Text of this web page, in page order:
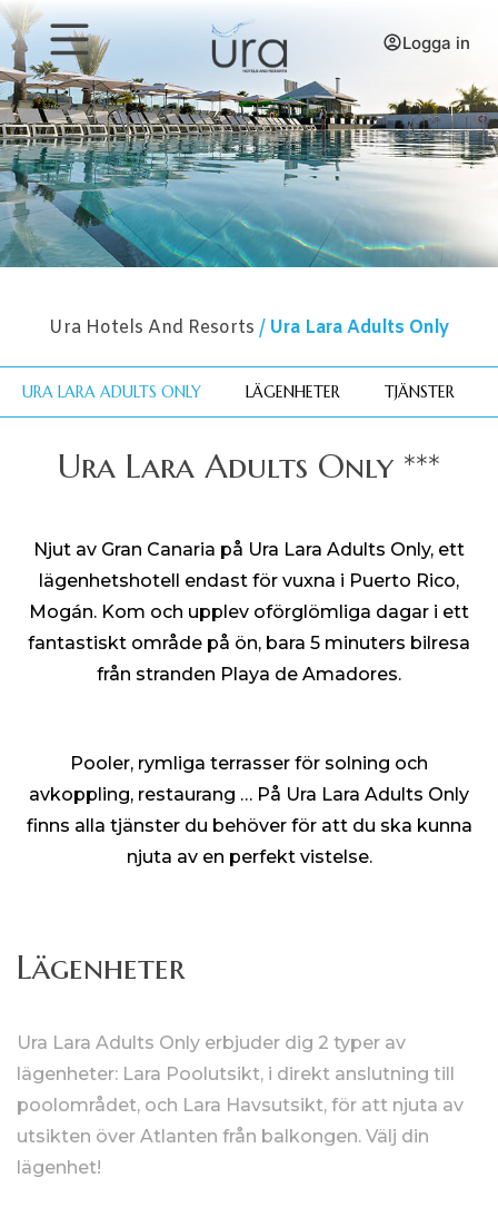
Logga in
Ura Hotels And Resorts / Ura Lara Adults Only
URA LARA ADULTS ONLY LÄGENHETER TJÄNSTER
Ura Lara Adults Only ***
Njut av Gran Canaria på Ura Lara Adults Only, ett
lägenhetshotell endast för vuxna i Puerto Rico,
Mogán. Kom och upplev oförglömliga dagar i ett
fantastiskt område på ön, bara 5 minuters bilresa
från stranden Playa de Amadores.
Pooler, rymliga terrasser för solning och
avkoppling, restaurang … På Ura Lara Adults Only
finns alla tjänster du behöver för att du ska kunna
njuta av en perfekt vistelse.
Lägenheter
Ura Lara Adults Only erbjuder dig 2 typer av
lägenheter: Lara Poolutsikt, i direkt anslutning till
poolområdet, och Lara Havsutsikt, för att njuta av
utsikten över Atlanten från balkongen. Välj din
lägenhet!